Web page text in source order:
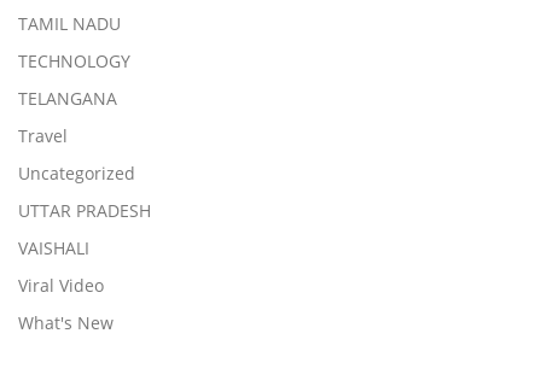
TAMIL NADU
TECHNOLOGY
TELANGANA
Travel
Uncategorized
UTTAR PRADESH
VAISHALI
Viral Video
What's New